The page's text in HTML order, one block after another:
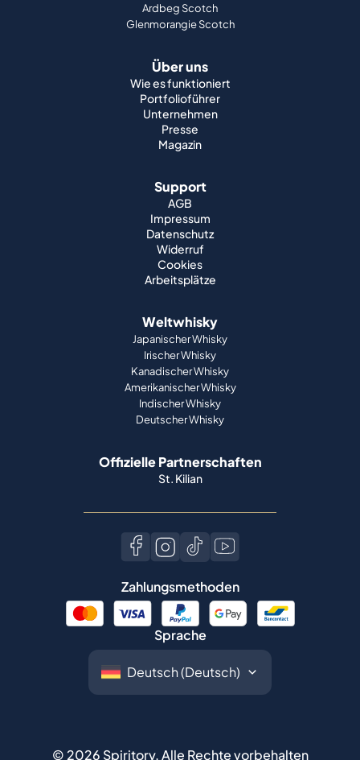
Ardbeg Scotch
Glenmorangie Scotch
Über uns
Wie es funktioniert
Portfolioführer
Unternehmen
Presse
Magazin
Support
AGB
Impressum
Datenschutz
Widerruf
Cookies
Arbeitsplätze
Weltwhisky
Japanischer Whisky
Irischer Whisky
Kanadischer Whisky
Amerikanischer Whisky
Indischer Whisky
Deutscher Whisky
Offizielle Partnerschaften
St. Kilian
Zahlungsmethoden
Sprache
© 2026 Spiritory.Alle Rechte vorbehalten